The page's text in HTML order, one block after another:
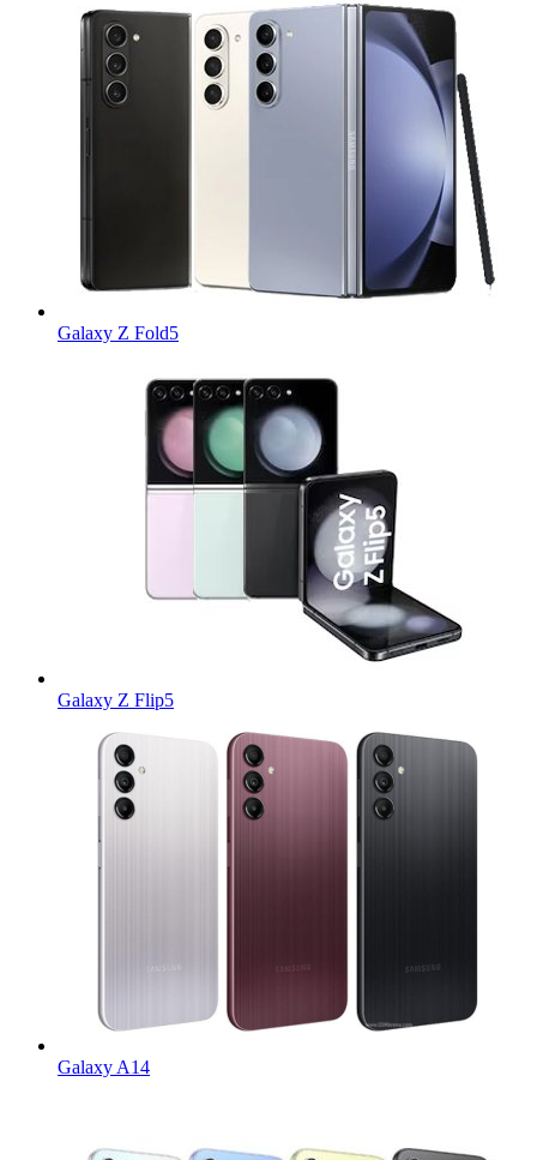
Galaxy Z Fold5
Galaxy Z Flip5
Galaxy A14